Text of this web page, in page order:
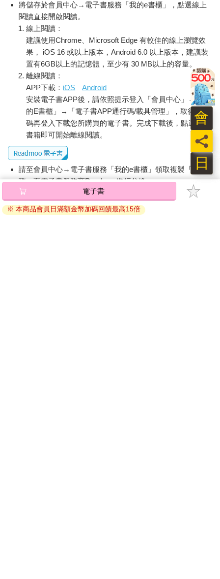
將儲存於會員中心→電子書服務「我的e書櫃」，點選線上
閱讀直接開啟閱讀。
線上閱讀：
建議使用Chrome、Microsoft Edge 有較佳的線上瀏覽效
果， iOS 16 或以上版本，Android 6.0 以上版本，建議裝
置有6GB以上的記憶體，至少有 30 MB以上的容量。
離線閱讀：
APP下載： iOS
Android
安裝電子書APP後，請依照提示登入「會員中心」→「我
的E書櫃」→「電子書APP通行碼/載具管理」，取得通行
碼再登入下載您所購買的電子書。完成下載後，點選任一
書籍即可開始離線閱讀。
請至會員中心→電子書服務「我的e書櫃」領取複製『兌換
碼』至電子書服務商Readmoo進行兌換。
退換貨須知：
因版權保護，您在金石堂所購買的電子書僅能以金石堂專屬
電子書
※ 本商品會員日滿額金幣加碼回饋最高15倍
日
員
會